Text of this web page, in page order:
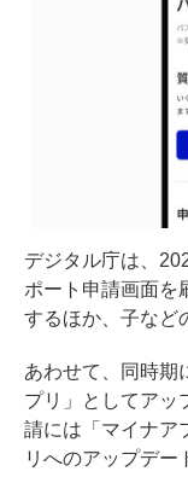
デジタル庁は、
ポート申請画面を
するほか、子など
あわせて、同時期
プリ」としてアッ
請には「マイナア
リへのアップデー